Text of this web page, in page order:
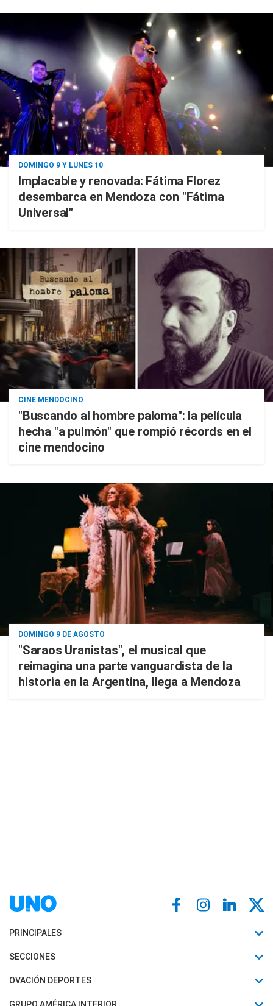
DOMINGO 9 Y LUNES 10
Implacable y renovada: Fátima Florez
desembarca en Mendoza con "Fátima
Universal"
CINE MENDOCINO
"Buscando al hombre paloma": la película
hecha "a pulmón" que rompió récords en el
cine mendocino
DOMINGO 9 DE AGOSTO
"Saraos Uranistas", el musical que
reimagina una parte vanguardista de la
historia en la Argentina, llega a Mendoza
PRINCIPALES
Últimas Noticias
Política
SECCIONES
Horóscopo
Motores
OVACIÓN DEPORTES
Fútbol